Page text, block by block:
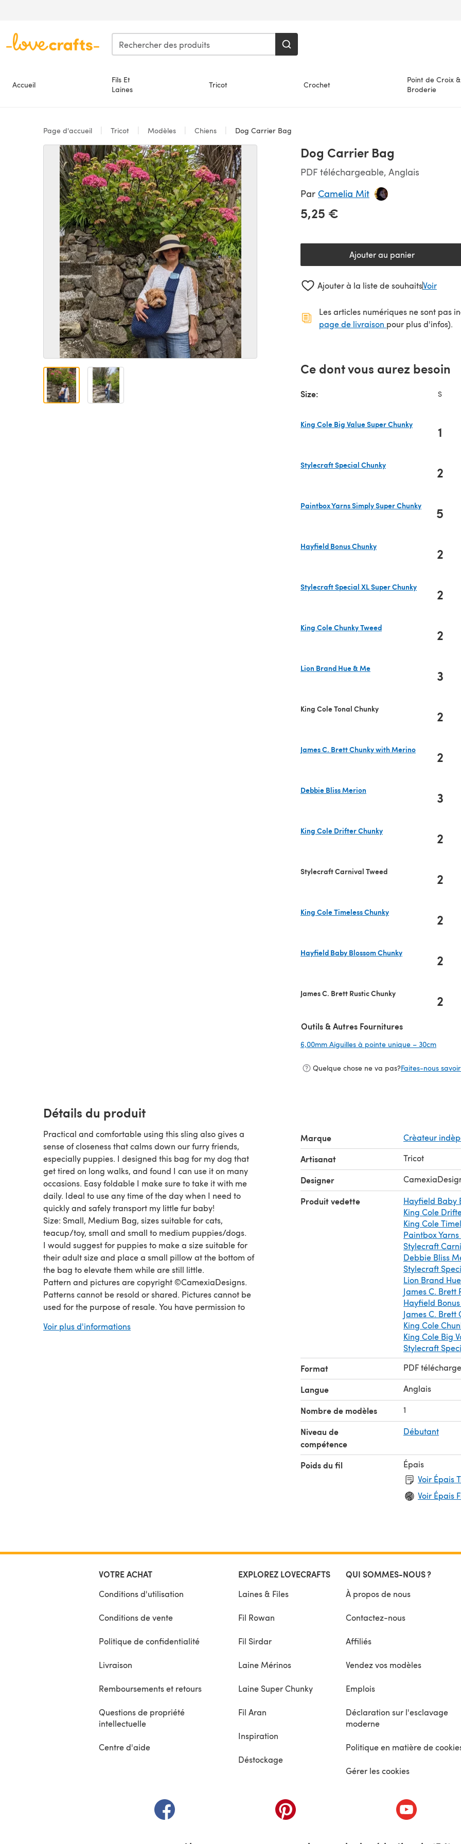
Accueil
Fils Et
Laines
Tricot Crochet
Point de Croix &
Broderie
Page d'accueil Tricot Modèles Chiens Dog Carrier Bag
Dog Carrier Bag
PDF téléchargeable, Anglais
Par Camelia Mit
5,25 €
Ajouter au panier
Ajouter à la liste de souhaitsVoir
Les articles numériques ne sont pas
page de livraison (s'ouvre dans un
pour plus d'infos).
Ce dont vous aurez besoin
Size: S
King Cole Big Value Super Chunky
1
Stylecraft Special Chunky
2
Paintbox Yarns Simply Super Chunky
5
Hayfield Bonus Chunky
2
Stylecraft Special XL Super Chunky
2
King Cole Chunky Tweed
2
Lion Brand Hue & Me
3
King Cole Tonal Chunky 2
James C. Brett Chunky with Merino
2
Debbie Bliss Merion
3
King Cole Drifter Chunky
2
Stylecraft Carnival Tweed 2
King Cole Timeless Chunky
2
Hayfield Baby Blossom Chunky
2
James C. Brett Rustic Chunky 2
Outils & Autres Fournitures
6,00mm Aiguilles à pointe unique – 30cm
Quelque chose ne va pas?Faites-nous
Détails du produit
Practical and comfortable using this sling also gives a
sense of closeness that calms down our furry friends,
especially puppies. I designed this bag for my dog that
get tired on long walks, and found I can use it on many
occasions. Easy foldable I make sure to take it with me
daily. Ideal to use any time of the day when I need to
quickly and safely transport my little fur baby!
Size: Small, Medium Bag, sizes suitable for cats,
teacup/toy, small and small to medium puppies/dogs.
I would suggest for puppies to make a size suitable for
their adult size and place a small pillow at the bottom of
the bag to elevate them while are still little.
Pattern and pictures are copyright ©CamexiaDesigns.
Patterns cannot be resold or shared. Pictures cannot be
used for the purpose of resale. You have permission to
credit CamexiaDesigns. If you have any questions,
Voir plus d'informations
Marque Crèateur
Artisanat Tricot
Designer
Produit vedette Hayfield Baby
King Cole
King Cole
Paintbox
Stylecraft
Debbie Bliss
Stylecraft
Lion Brand
James C. Brett
Hayfield
James C.
King Cole
King Cole Big
Stylecraft
Format PDF
Langue Anglais
Nombre de modèles 1
Niveau de
compétence
Débutant
Poids du fil
Épais
Voir Épais
Voir Épais
VOTRE ACHAT
Conditions d'utilisation
Conditions de vente
Politique de confidentialité
Livraison
Remboursements et retours
Questions de propriété
intellectuelle
Centre d'aide
EXPLOREZ LOVECRAFTS
Laines & Files
Fil Rowan
Fil Sirdar
Laine Mérinos
Laine Super Chunky
Fil Aran
Inspiration
Déstockage
QUI SOMMES-NOUS ?
À propos de nous
Contactez-nous
Affiliés
Vendez vos modèles
Emplois
Déclaration sur l'esclavage
moderne
Politique en matière de
Gérer les cookies
(s'ouvre dans un nouvel onglet) (s'ouvre dans un nouvel onglet) (s'ouvre dans